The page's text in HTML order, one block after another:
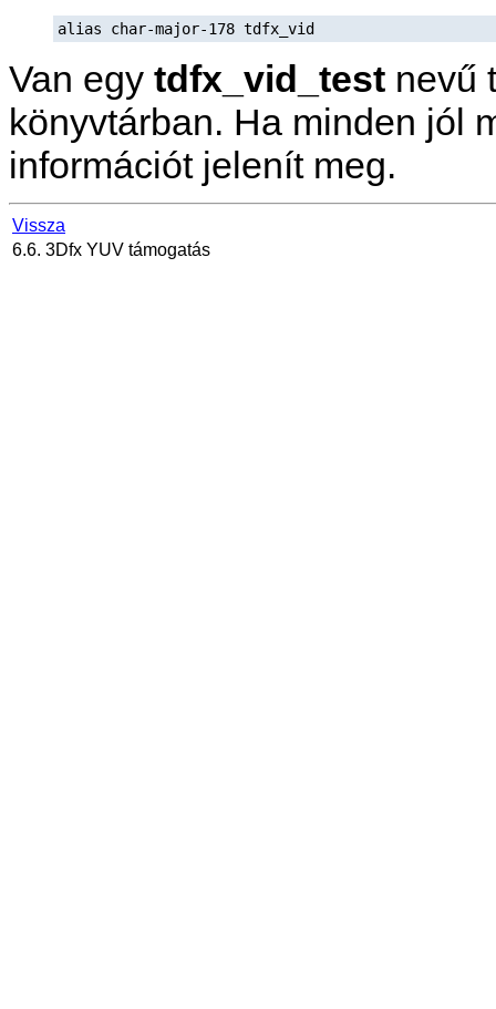
alias char-major-178 tdfx_vid
Van egy tdfx_vid_test nevű
könyvtárban. Ha minden jól
információt jelenít meg.
Vissza
6.6. 3Dfx YUV támogatás